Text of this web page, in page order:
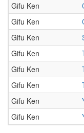
Gifu Ken
Gifu Ken
Gifu Ken
Gifu Ken
Gifu Ken
Gifu Ken
Gifu Ken
Gifu Ken